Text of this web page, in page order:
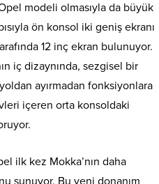
modeli olmasıyla da büyük
ön konsol iki geniş ekranı
12 inç ekran bulunuyor.
iç dizaynında, sezgisel bir
ayırmadan fonksiyonlara
içeren orta konsoldaki
ilk kez Mokka’nın daha